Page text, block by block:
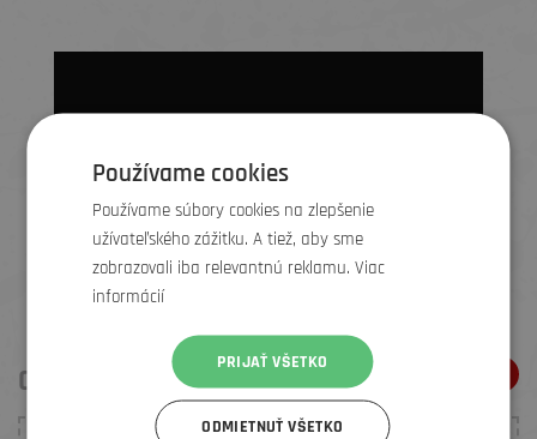
ODPORÚČANIA ELEMENŤÁKŮ
Používame cookies
Používame súbory cookies na zlepšenie
užívateľského zážitku. A tiež, aby sme
zobrazovali iba relevantnú reklamu. Viac
informácií
PRIJAŤ VŠETKO
ODMIETNUŤ VŠETKO